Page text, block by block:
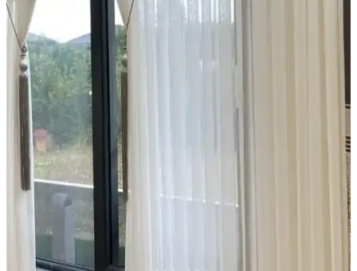
Perdeler, estetik ve fonksiyonelliği bir arada sunan modern
tasarımlarla iç mekanların vazgeçilmez unsurlarıdır. Çeşitli malzeme
ve modellerle her mekâna uygun çözümler bulunabilir.
Yatak Odası Dekorasyonunda Konfor ve Estetiği
Artıran Ürünler ve Seçenekler
Yatak odası dekorasyonunda ergonomik yataklar, yumuşak yastıklar
ve şık örtülerle uyku kalitenizi yükseltin, odanızı kişisel tarzınıza
uygun hale getirin.
Bebek Odası Güvenliği İçin Halı ve Perde Seçimi
Rehberi
Bebek odası için güvenli ve sağlıklı halı ile perde seçimi, malzeme
kalitesi ve tasarım detaylarıyla çocuk sağlığını koruma altına alır.
Doğru seçimler ve düzenli bakım önemlidir.